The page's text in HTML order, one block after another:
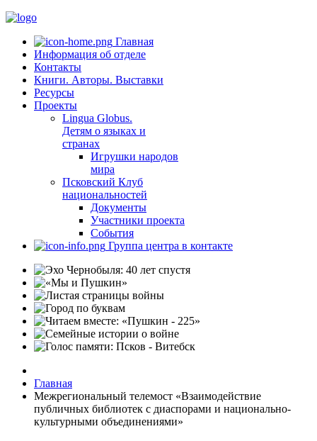
Главная
Информация об отделе
Контакты
Книги. Авторы. Выставки
Ресурсы
Проекты
Lingua Globus.
Детям о языках и
странах
Игрушки народов
мира
Псковский Клуб
национальностей
Документы
Участники проекта
События
Группа центра в контакте
Главная
Межрегиональный телемост «Взаимодействие
публичных библиотек с диаспорами и национально-
культурными объединениями»